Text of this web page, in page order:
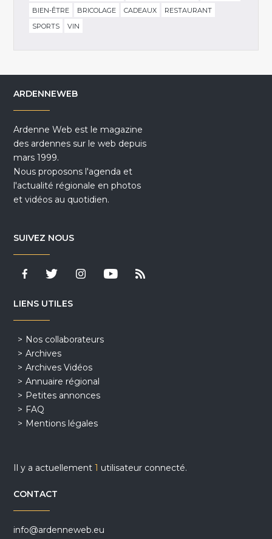
BIEN-ÊTRE
BRICOLAGE CADEAUX
RESTAURANT
SPORTS
VIN
ARDENNEWEB
Ardenne Web est le magazine
des ardennes sur le web depuis
mars 1999.
Nous proposons l'agenda et
l'actualité régionale en photos
et vidéos au quotidien.
SUIVEZ NOUS
LIENS UTILES
Nos collaborateurs
Archives
Archives Vidéos
Annuaire régional
Petites annonces
FAQ
Mentions légales
Il y a actuellement1 utilisateur connecté.
CONTACT
info@ardenneweb.eu